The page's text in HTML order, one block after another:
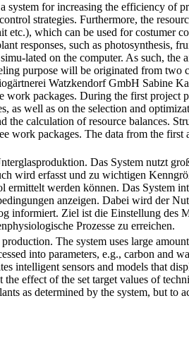
system for increasing the efficiency of
strategies. Furthermore, the
etc.), which can be used for costumer
responses, such as photosynthesis,
lated on the computer. As such, the
purpose will be originated from two
Watzkendorf GmbH Sabine
packages. During the first project
as well as on the selection and
the calculation of resource balances.
work packages. The data from the first
Das System nutzt
wird erfasst und zu wichtigen
werden können. Das System
anzeigen. Dabei wird der
informiert. Ziel ist die Einstellung des
Prozesse zu erreichen.
The system uses large
into parameters, e.g., carbon and
intelligent sensors and models that
effect of the set target values of
as determined by the system, but to